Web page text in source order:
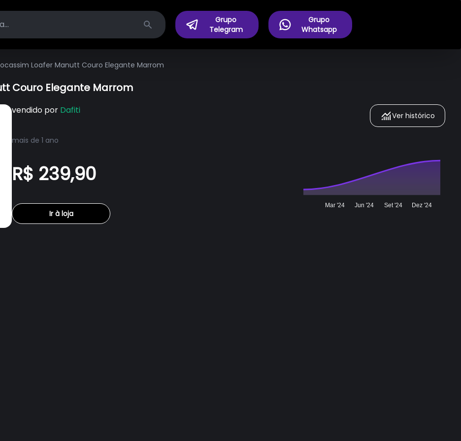
Search
Grupo
Telegram
Grupo
Whatsapp
Loafer Manutt Couro Elegante Marrom
Couro Elegante Marrom
vendido por Dafiti
mais de 1 ano
R$ 239,90
Ir à loja
Ver histórico
Mar '24 Jun '24 Set '24 Dez '24